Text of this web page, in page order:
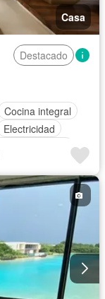
Casa
Destacado
Cocina integral
Electricidad